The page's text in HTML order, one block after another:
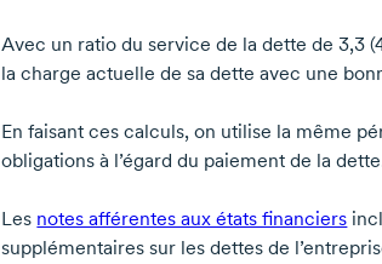
Avec un ratio du service de la dette de 3,3
la charge actuelle de sa dette avec une
En faisant ces calculs, on utilise la même
obligations à l’égard du paiement de la
Les notes afférentes aux états financiers
supplémentaires sur les dettes de